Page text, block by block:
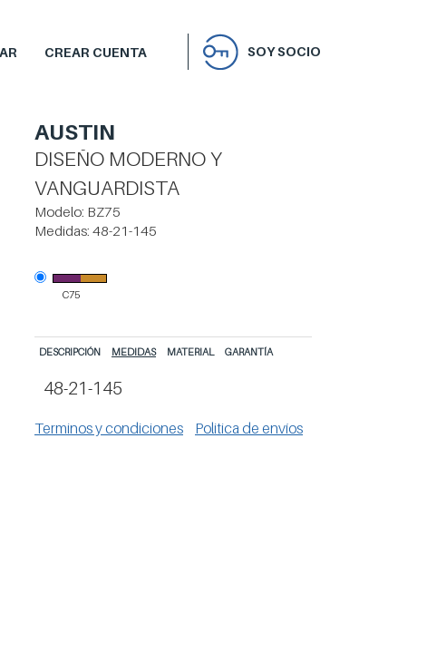
CREAR CUENTA SOY SOCIO
AUSTIN
DISEÑO MODERNO Y
VANGUARDISTA
Modelo: BZ75
Medidas: 48-21-145
C75
DESCRIPCIÓN MEDIDAS MATERIAL GARANTÍA
48-21-145
Terminos y condiciones Politica de envíos